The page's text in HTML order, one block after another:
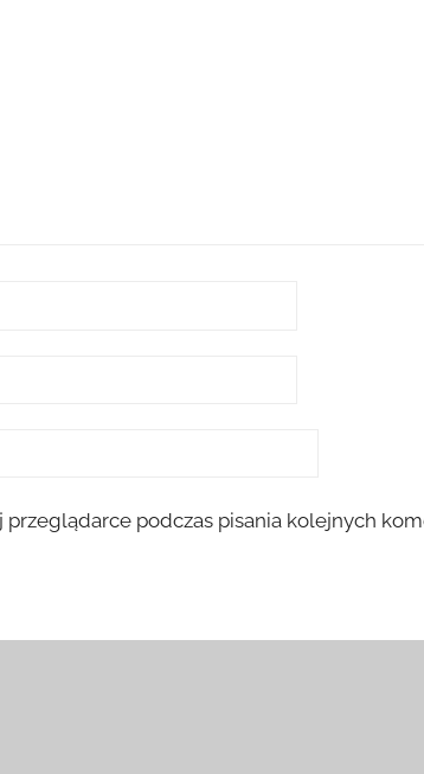
podczas pisania kolejnych